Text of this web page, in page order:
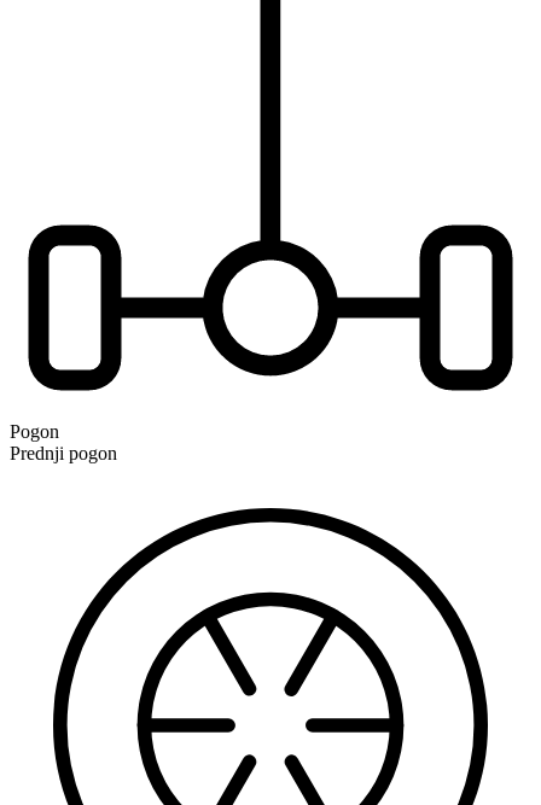
Pogon
Prednji pogon